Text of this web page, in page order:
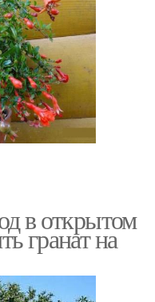
в открытом
гранат на